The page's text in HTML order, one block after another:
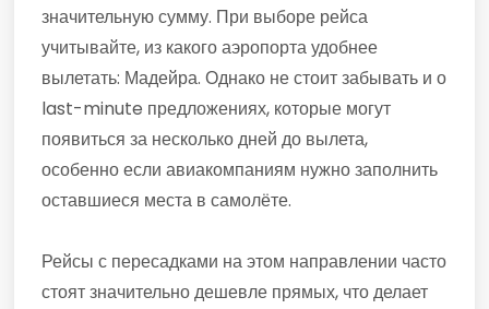
значительную сумму. При выборе рейса
учитывайте, из какого аэропорта удобнее
вылетать: Мадейра. Однако не стоит забывать и о
last-minute предложениях, которые могут
появиться за несколько дней до вылета,
особенно если авиакомпаниям нужно заполнить
оставшиеся места в самолёте.
Рейсы с пересадками на этом направлении часто
стоят значительно дешевле прямых, что делает